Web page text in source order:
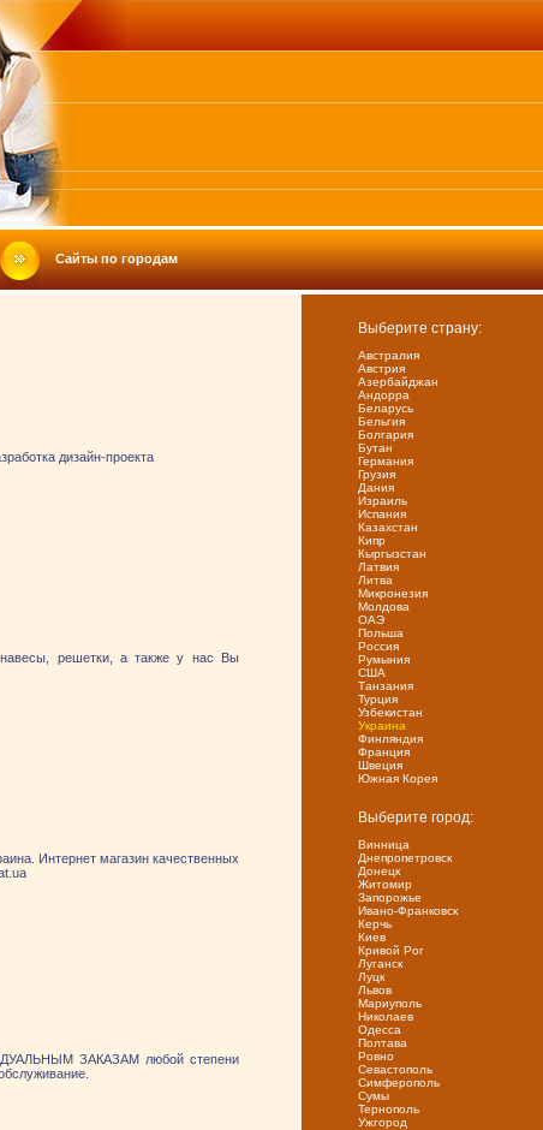
Сайты по городам
дизайн-проекта
навесы, решетки, а также у нас Вы
Интернет магазин качественных
ЗАКАЗАМ любой степени
Выберите страну:
Австралия
Австрия
Азербайджан
Андорра
Беларусь
Бельгия
Болгария
Бутан
Германия
Грузия
Дания
Израиль
Испания
Казахстан
Кипр
Кыргызстан
Латвия
Литва
Микронезия
Молдова
ОАЭ
Польша
Россия
Румыния
США
Танзания
Турция
Узбекистан
Украина
Финляндия
Франция
Швеция
Южная Корея
Выберите город:
Винница
Днепропетровск
Донецк
Житомир
Запорожье
Ивано-Франковск
Керчь
Киев
Кривой Рог
Луганск
Луцк
Львов
Мариуполь
Николаев
Одесса
Полтава
Ровно
Севастополь
Симферополь
Сумы
Тернополь
Ужгород